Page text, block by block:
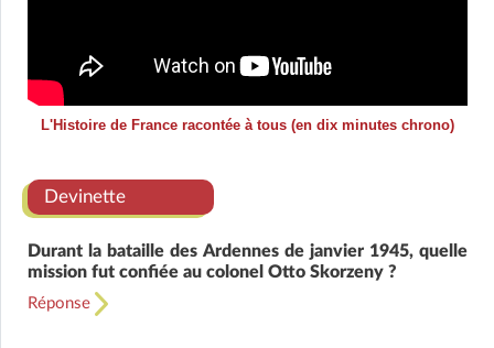
L'Histoire de France racontée à tous (en dix minutes chrono)
Devinette
Durant la bataille des Ardennes de janvier 1945, quelle
mission fut confiée au colonel Otto Skorzeny ?
Réponse